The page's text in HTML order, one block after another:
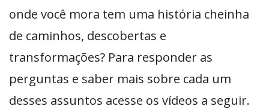
onde você mora tem uma história cheinha
de caminhos, descobertas e
transformações? Para responder as
perguntas e saber mais sobre cada um
desses assuntos acesse os vídeos a seguir.